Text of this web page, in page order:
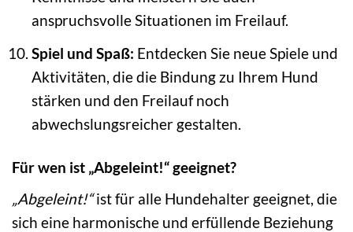
anspruchsvolle Situationen im Freilauf.
Spiel und Spaß: Entdecken Sie neue Spiele und
Aktivitäten, die die Bindung zu Ihrem Hund
stärken und den Freilauf noch
abwechslungsreicher gestalten.
Für wen ist „Abgeleint!“ geeignet?
„Abgeleint!“ist für alle Hundehalter geeignet, die
sich eine harmonische und erfüllende Beziehung